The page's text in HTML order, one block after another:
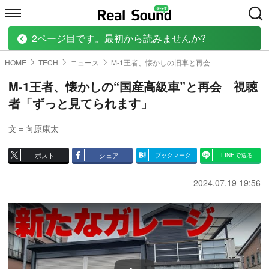
HOME MUSIC MOVIE TECH
HOME TECH ニュース M-1王者、懐かしの旧車と再会
M-1王者、懐かしの“国産高級車”と再会 視聴
者「ずっと見てられます」
文＝向原康太
ポスト シェア ブックマーク LINEで送る
2024.07.19 19:56
2ページ目です。最初から読みませんか?